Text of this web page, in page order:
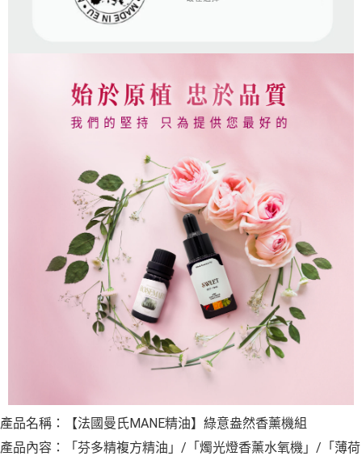
產品名稱：【法國曼氏MANE精油】綠意盎然香薰機組
產品內容：「芬多精複方精油」/「燭光燈香薰水氧機」/「薄荷